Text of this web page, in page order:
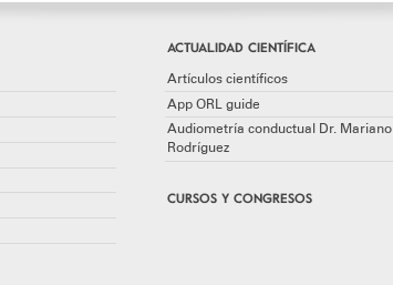
ACTUALIDAD CIENTÍFICA
Artículos científicos
App ORL guide
Audiometría conductual Dr. Mariano
Rodríguez
CURSOS Y CONGRESOS